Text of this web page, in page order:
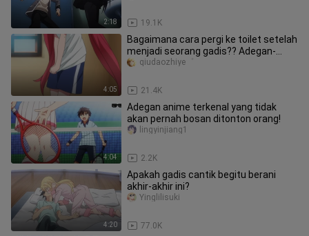
2:18 19.1K
4:05
Bagaimana cara pergi ke toilet setelah
menjadi seorang gadis?? Adegan-
adegan terkenal di anime
21.4K
qiudaozhiye゜
4:04
Adegan anime terkenal yang tidak
akan pernah bosan ditonton orang!
2.2K
lingyinjiang1
4:20
Apakah gadis cantik begitu berani
akhir-akhir ini?
77.0K
Yinglilisuki